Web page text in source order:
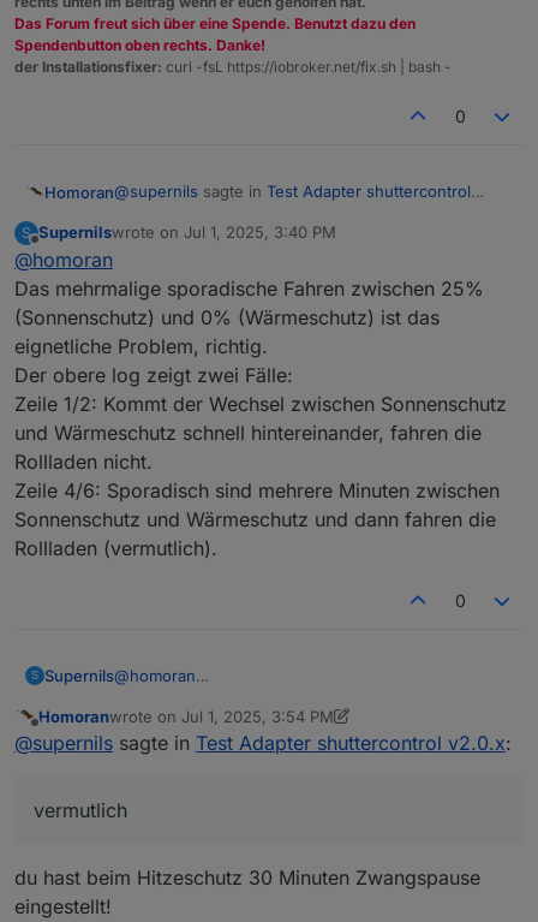
Das Forum freut sich über eine Spende. Benutzt dazu den
Spendenbutton oben rechts. Danke!
der Installationsfixer: curl -fsL https://iobroker.net/fix.sh | bash -
0
Homoran@supernils sagte in Test Adapter shuttercontrol
das ist normal, wenn sie ihre Position über den
Adapter verändern.
@
supernils sagte inTest Adapter shuttercontrol
v2.0.x:
Die Rollladen fahren mehrmals am Tag
oder liegt dein Problem bei
supernils sagte in
v2.0.x:
zwischen den zwei Positionen 25%
S
Offline
Supernilswrote on Jul 1, 2025, 3:40 PM
last edited by
@homoran
Das mehrmalige sporadische Fahren zwischen 25%
(Sonnenschutz) und 0% (Wärmeschutz) ist das
eignetliche Problem, richtig.
Der obere log zeigt zwei Fälle:
Zeile 1/2: Kommt der Wechsel zwischen Sonnenschutz
und Wärmeschutz schnell hintereinander, fahren die
Rollladen nicht.
Zeile 4/6: Sporadisch sind mehrere Minuten zwischen
Sonnenschutz und Wärmeschutz und dann fahren die
Rollladen (vermutlich).
0
S Supernils@homoran
(Sonnenschutz) und 0% (Wärmeschutz) ist das
eignetliche Problem, richtig.
Sonnenschutz und Wärmeschutz schnell
zwischen Sonnenschutz und Wärmeschutz und dann
Homoranwrote on Jul 1, 2025, 3:54 PM
last edited by HomoranJul 1, 2025, 5:54 PM
@supernils sagte in Test Adapter shuttercontrol v2.0.x:
vermutlich
du hast beim Hitzeschutz 30 Minuten Zwangspause
eingestellt!